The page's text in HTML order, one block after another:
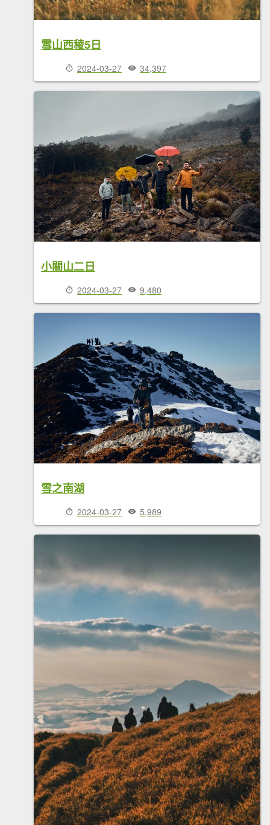
雪山西稜5日
2024-03-27 34,397
小關山二日
2024-03-27 9,480
雪之南湖
2024-03-27 5,989